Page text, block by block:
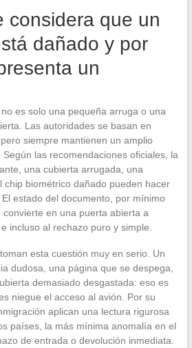
considera que un
dañado y por
un
no es solo una pequeña arruga o una
Las autoridades se basan en
siempre mantienen un amplio
las recomendaciones oficiales, la
una cubierta arrugada, una
chip biométrico dañado pueden hacer
estado del documento, por mínimo
en una puerta abierta a
incluso al rechazo puro y simple.
esta cuestión muy en serio. Un
dudosa, una página que se despega,
demasiado desgastada: eso es
niegue el acceso al avión. Por su
aplican una lectura rigurosa
países, la más mínima anomalía en el
de entrada o devolución inmediata.